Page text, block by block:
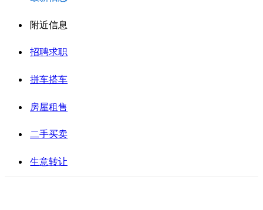
附近信息
招聘求职
拼车搭车
房屋租售
二手买卖
生意转让